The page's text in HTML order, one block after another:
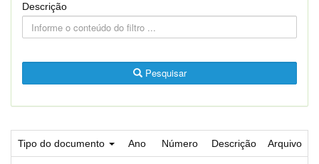
Descrição
Pesquisar
Tipo do documento Ano Número Descrição Arquivo